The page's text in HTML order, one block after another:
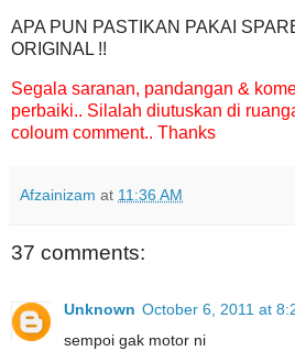
APA PUN PASTIKAN PAKAI
ORIGINAL !!
Segala saranan, pandangan &
perbaiki.. Silalah diutuskan di
coloum comment.. Thanks
Afzainizam at 11:36 AM
37 comments:
Unknown October 6, 2011 at
sempoi gak motor ni